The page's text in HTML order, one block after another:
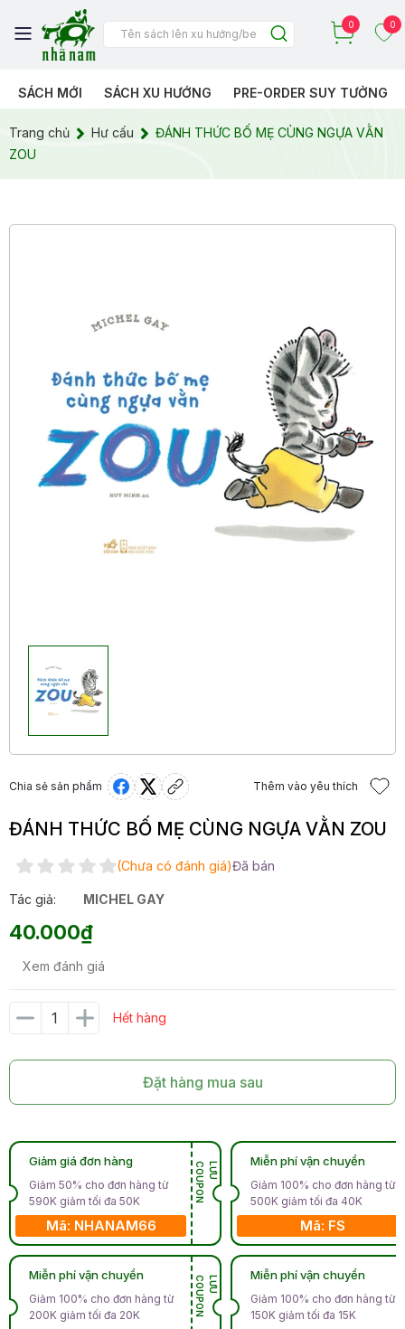
0 0
SÁCH MỚI SÁCH XU HƯỚNG PRE-ORDER SUY TƯỞNG
Trang chủ Hư cấu
ĐÁNH THỨC BỐ MẸ CÙNG NGỰA VẰN
ZOU
Chia sẻ sản phẩm Thêm vào yêu thích
ĐÁNH THỨC BỐ MẸ CÙNG NGỰA VẰN ZOU
(Chưa có đánh giá)Đã bán
Tác giả: MICHEL GAY
40.000₫
Xem đánh giá
Hết hàng
Đặt hàng mua sau
Giảm giá đơn hàng
Giảm 50% cho đơn hàng từ
590K giảm tối đa 50K
Mã: NHANAM66
L
Ư
U
C
O
U
P
O
N
Miễn phí vận chuyển
Giảm 100% cho đơn hàng từ
200K giảm tối đa 20K
L
Ư
U
C
O
U
P
O
N
Miễn phí vận chuyển
Giảm 100% cho đơn hàng từ
500K giảm tối đa 40K
Mã: FS
Miễn phí vận chuyển
Giảm 100% cho đơn hàng từ
150K giảm tối đa 15K